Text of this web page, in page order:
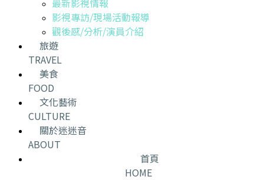
最新影視情報
影視專訪/現場活動報導
觀後感/分析/演員介紹
旅遊
TRAVEL
美食
FOOD
文化藝術
CULTURE
關於迷迷音
ABOUT
首頁
HOME